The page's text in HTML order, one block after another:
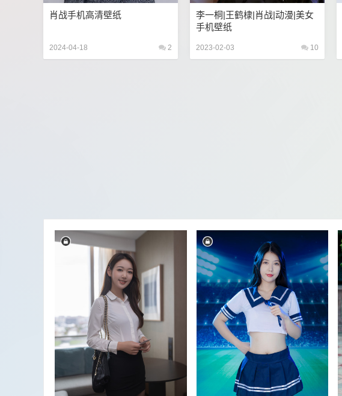
肖战手机高清壁纸
2024-04-18 2
李一桐|王鹤棣|肖战|动漫|美女
手机壁纸
2023-02-03 10